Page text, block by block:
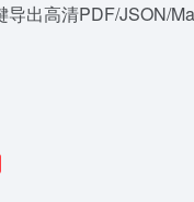
出高清PDF/JSON/